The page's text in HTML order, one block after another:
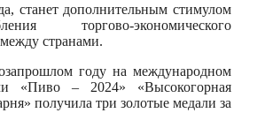
станет дополнительным стимулом
торгово-экономического
странами.
году на международном
«Пиво – 2024» «Высокогорная
получила три золотые медали за